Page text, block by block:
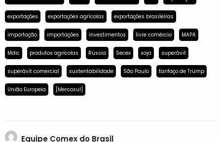
exportações exportações agrícolas exportações brasileiras
importação importações investimentos livre comércio MAPA
Mdic produtos agrícolas Rússia Secex soja superávit
superávit comercial sustentabilidade São Paulo tarifaço de Trump
União Europeia [Mercosul]
Equipe Comex do Brasil